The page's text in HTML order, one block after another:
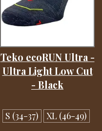
Teko ecoRUN Ultra -
Ultra Light Low Cut
- Black
S (34-37) XL (46-49)